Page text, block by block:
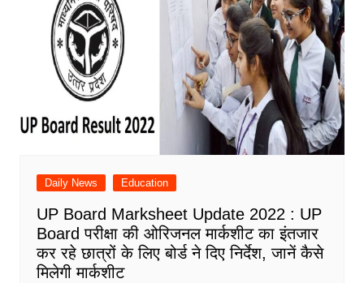
Daily News Education
UP Board Marksheet Update 2022 : UP
Board परीक्षा की ओरिजनल मार्कशीट का इंतजार
कर रहे छात्रों के लिए बोर्ड ने दिए निर्देश, जानें कैसे
मिलेगी मार्कशीट